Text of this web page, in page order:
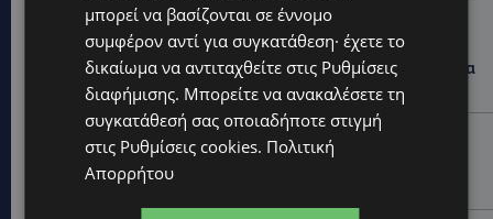
UPDATES
44ο ΦΕΣΤΙΒΑΛ ΛΕΥΚΑΡΩΝ: «Ο άνθρωπος είναι ο
πολιτισμός» – Η ξεχωριστή τιμή που επιφύλαξαν τα
Λεύκαρα-(Βίντεο)
UPDATES
ΜΑΚΑΡΙΟΣ ΔΡΟΥΣΙΩΤΗΣ: Ζητά τη στήριξη του κοινού
για τα δικαστικά έξοδα-Τι λέει ο ίδιος-(Βίντεο)
μπορεί να βασίζονται σε έννομο
συμφέρον αντί για συγκατάθεση· έχετε το
δικαίωμα να αντιταχθείτε στις Ρυθμίσεις
διαφήμισης. Μπορείτε να ανακαλέσετε τη
συγκατάθεσή σας οποιαδήποτε στιγμή
στις Ρυθμίσεις cookies. Πολιτική
Απορρήτου